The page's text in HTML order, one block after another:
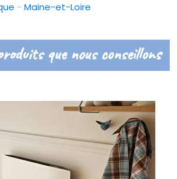
- Maine-et-Loire
que nous conseillons